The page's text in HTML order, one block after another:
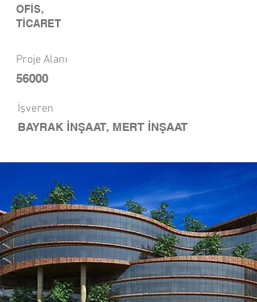
OFİS,
TİCARET
Proje Alanı
56000
İşveren
BAYRAK İNŞAAT, MERT İNŞAAT